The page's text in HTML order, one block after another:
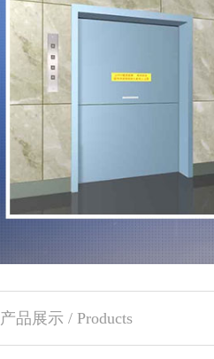
产品展示 / Products